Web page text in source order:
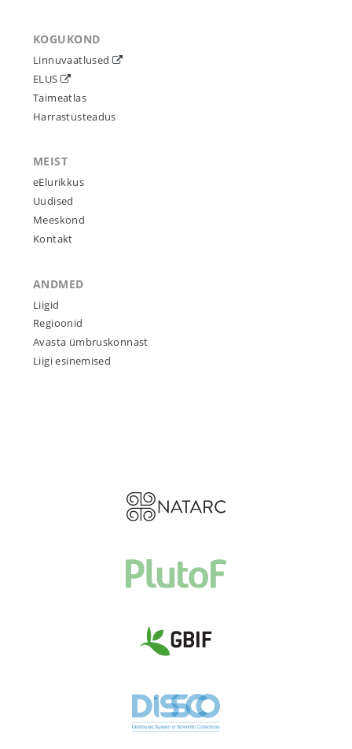
KOGUKOND
Linnuvaatlused
ELUS
Taimeatlas
Harrastusteadus
MEIST
eElurikkus
Uudised
Meeskond
Kontakt
ANDMED
Liigid
Regioonid
Avasta ümbruskonnast
Liigi esinemised